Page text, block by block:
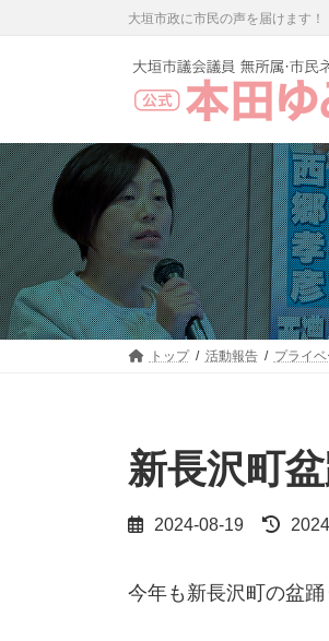
へ
ス
キ
ッ
プ
ョ
ン
に
移
動
大垣市政に市民の声を届けます！
トップ 活動報告 プライベ
新長沢町
2024-08-19
最
新
日
今年も新長沢町の盆踊